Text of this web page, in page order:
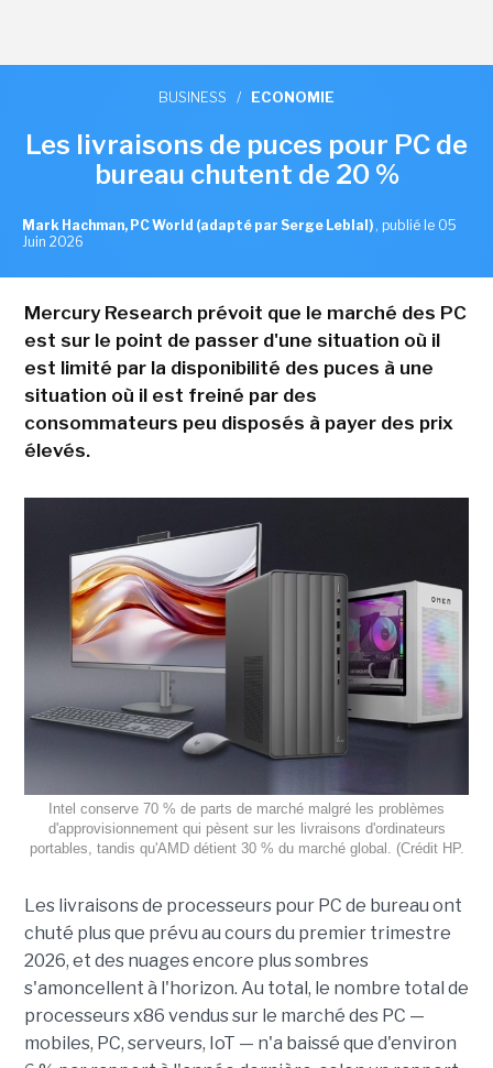
BUSINESS / ECONOMIE
Les livraisons de puces pour PC de
bureau chutent de 20 %
Mark Hachman, PC World (adapté par Serge Leblal) , publié le 05
Juin 2026
Mercury Research prévoit que le marché des PC
est sur le point de passer d'une situation où il
est limité par la disponibilité des puces à une
situation où il est freiné par des
consommateurs peu disposés à payer des prix
élevés.
Intel conserve 70 % de parts de marché malgré les problèmes
d'approvisionnement qui pèsent sur les livraisons d'ordinateurs
portables, tandis qu'AMD détient 30 % du marché global. (Crédit HP.
Les livraisons de processeurs pour PC de bureau ont
chuté plus que prévu au cours du premier trimestre
2026, et des nuages encore plus sombres
s'amoncellent à l'horizon. Au total, le nombre total de
processeurs x86 vendus sur le marché des PC —
mobiles, PC, serveurs, IoT — n'a baissé que d'environ